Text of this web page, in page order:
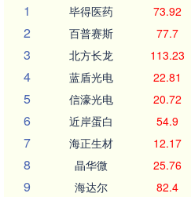
1
毕得医药 73.92
2 百普赛斯 77.7
3 北方长龙 113.23
4 蓝盾光电 22.81
5 信濠光电 20.72
6 近岸蛋白 54.9
7 海正生材 12.17
8 晶华微 25.76
9 海达尔 82.4